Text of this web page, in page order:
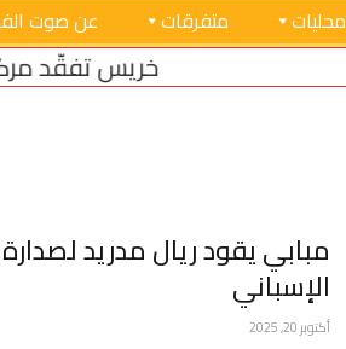
محليات متفرقات عن صوت
خريس تفقّد مركز الضمان
مبابي يقود ريال مدريد
الإسباني
أكتوبر 20, 2025